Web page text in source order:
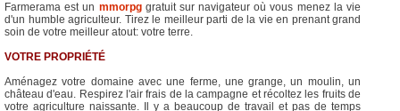
Farmerama est un mmorpggratuit sur navigateur où vous menez la vie
d'un humble agriculteur. Tirez le meilleur parti de la vie en prenant grand
soin de votre meilleur atout: votre terre.
VOTRE PROPRIÉTÉ
Aménagez votre domaine avec une ferme, une grange, un moulin, un
château d'eau. Respirez l'air frais de la campagne et récoltez les fruits de
votre agriculture naissante. Il y a beaucoup de travail et pas de temps